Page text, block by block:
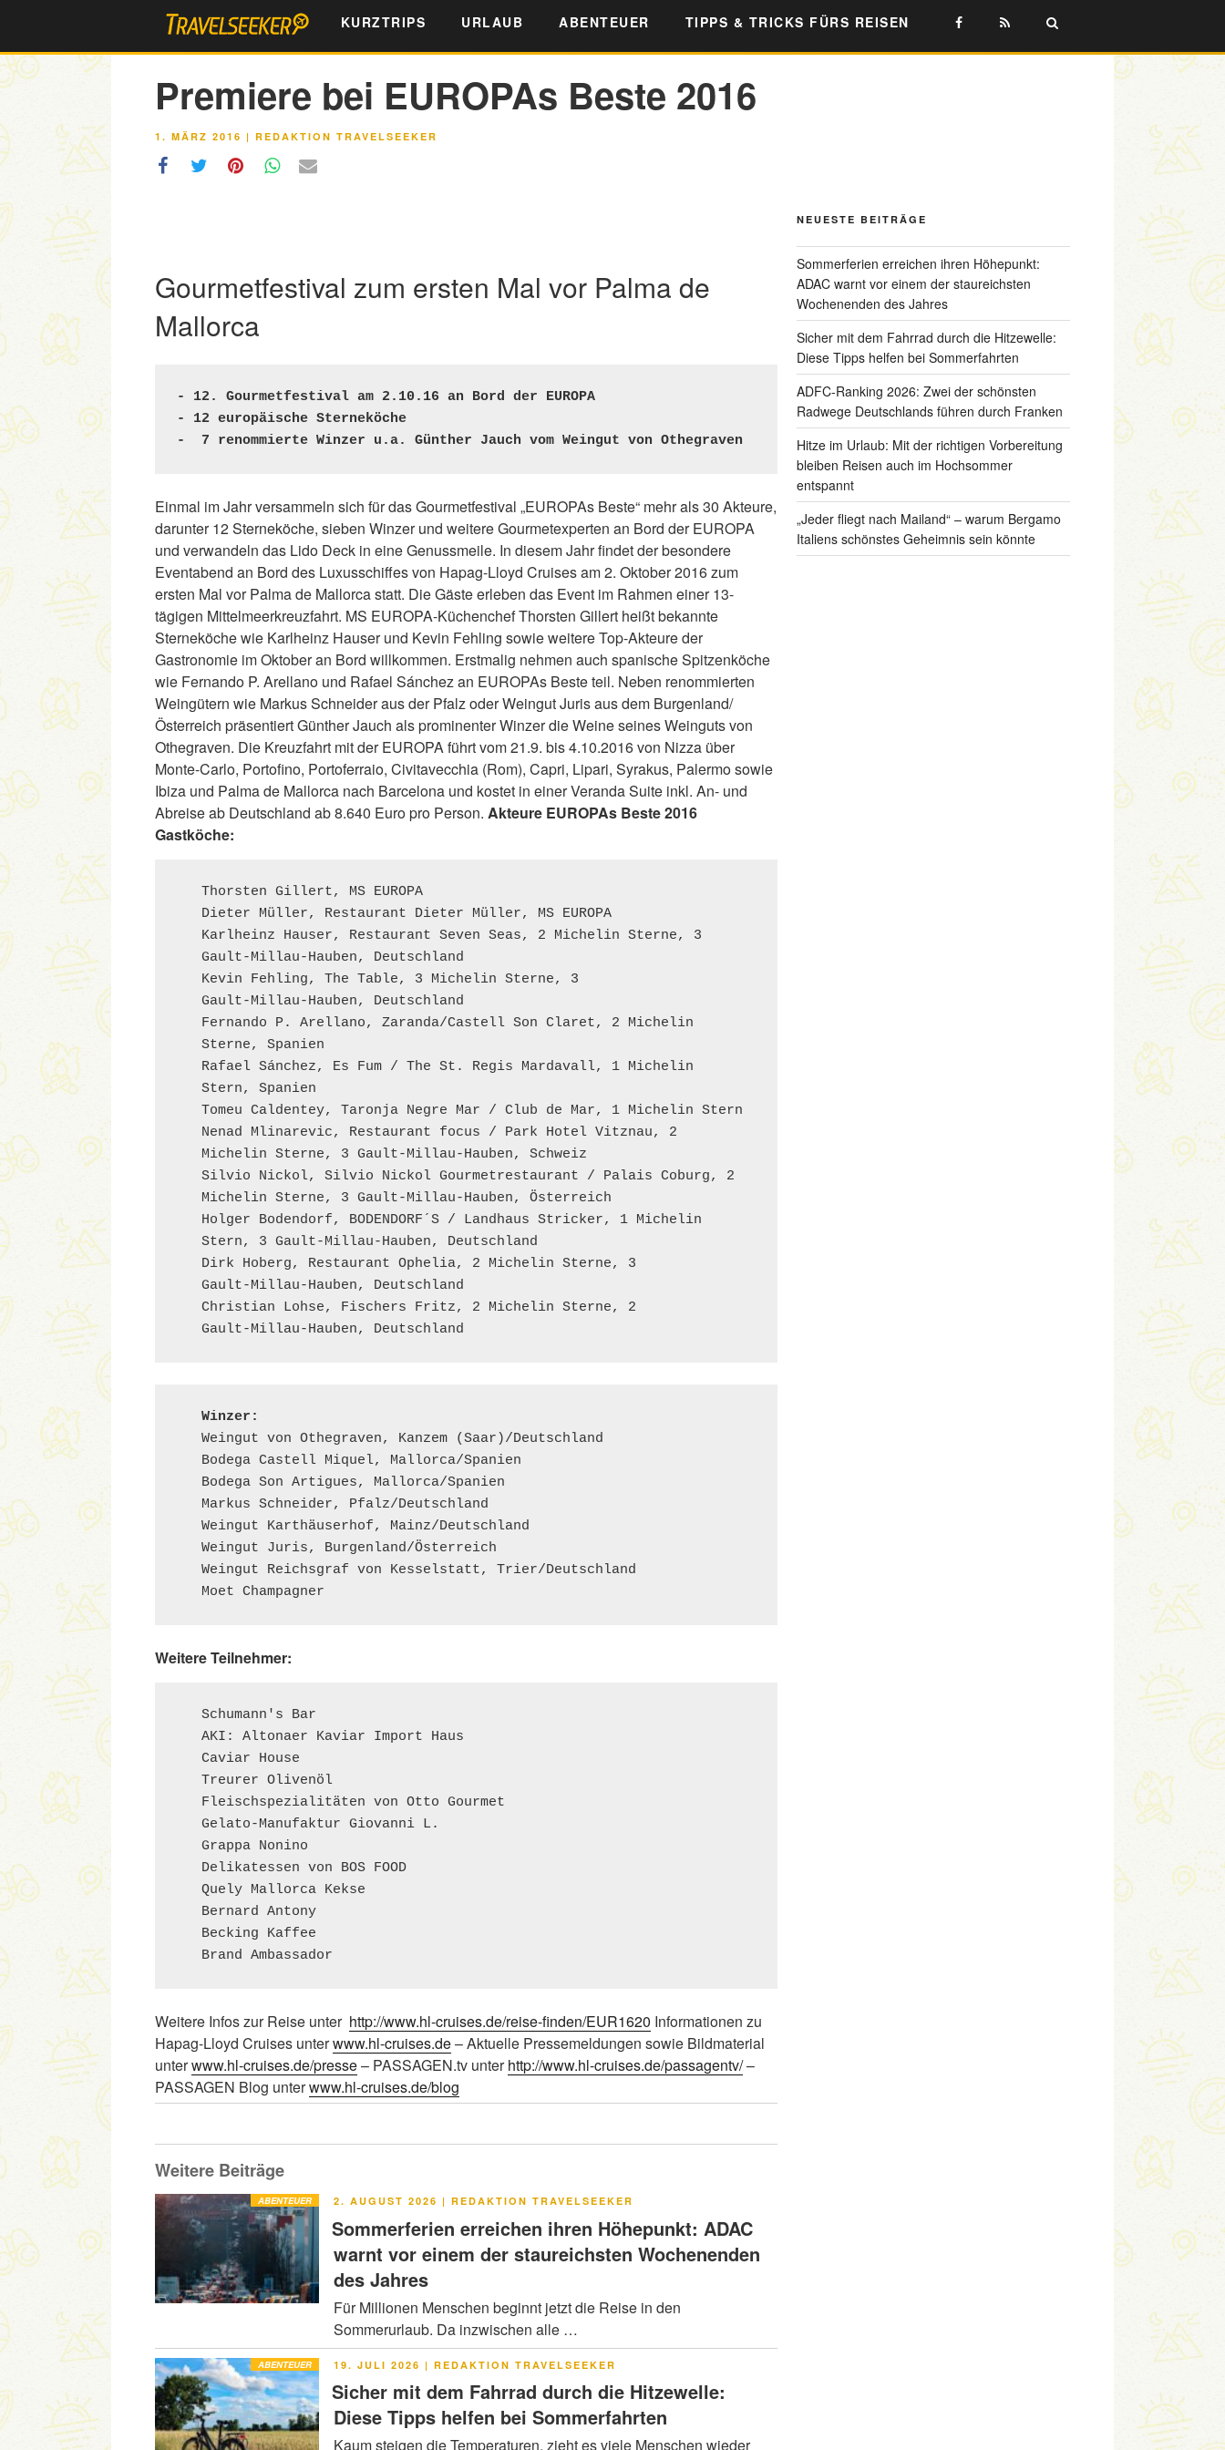
springen
KURZTRIPS URLAUB ABENTEUER TIPPS & TRICKS FÜRS REISEN
Premiere bei EUROPAs Beste 2016
VERÖFFENTLICHT
1. MÄRZ 2016 | REDAKTION TRAVELSEEKER
Gourmetfestival zum ersten Mal vor Palma de
Mallorca
- 12. Gourmetfestival am 2.10.16 an Bord der EUROPA
- 12 europäische Sterneköche
-  7 renommierte Winzer u.a. Günther Jauch vom Weingut von Othegraven
Einmal im Jahr versammeln sich für das Gourmetfestival „EUROPAs Beste“ mehr als 30 Akteure,
darunter 12 Sterneköche, sieben Winzer und weitere Gourmetexperten an Bord der EUROPA
und verwandeln das Lido Deck in eine Genussmeile. In diesem Jahr findet der besondere
Eventabend an Bord des Luxusschiffes von Hapag-Lloyd Cruises am 2. Oktober 2016 zum
ersten Mal vor Palma de Mallorca statt. Die Gäste erleben das Event im Rahmen einer 13-
tägigen Mittelmeerkreuzfahrt. MS EUROPA-Küchenchef Thorsten Gillert heißt bekannte
Sterneköche wie Karlheinz Hauser und Kevin Fehling sowie weitere Top-Akteure der
Gastronomie im Oktober an Bord willkommen. Erstmalig nehmen auch spanische Spitzenköche
wie Fernando P. Arellano und Rafael Sánchez an EUROPAs Beste teil. Neben renommierten
Weingütern wie Markus Schneider aus der Pfalz oder Weingut Juris aus dem Burgenland/
Österreich präsentiert Günther Jauch als prominenter Winzer die Weine seines Weinguts von
Othegraven. Die Kreuzfahrt mit der EUROPA führt vom 21.9. bis 4.10.2016 von Nizza über
Monte-Carlo, Portofino, Portoferraio, Civitavecchia (Rom), Capri, Lipari, Syrakus, Palermo sowie
Ibiza und Palma de Mallorca nach Barcelona und kostet in einer Veranda Suite inkl. An- und
Abreise ab Deutschland ab 8.640 Euro pro Person. Akteure EUROPAs Beste 2016
Gastköche:
   Thorsten Gillert, MS EUROPA
   Dieter Müller, Restaurant Dieter Müller, MS EUROPA
   Karlheinz Hauser, Restaurant Seven Seas, 2 Michelin Sterne, 3
   Gault-Millau-Hauben, Deutschland
   Kevin Fehling, The Table, 3 Michelin Sterne, 3
   Gault-Millau-Hauben, Deutschland
   Fernando P. Arellano, Zaranda/Castell Son Claret, 2 Michelin
   Sterne, Spanien
   Rafael Sánchez, Es Fum / The St. Regis Mardavall, 1 Michelin
   Stern, Spanien
   Tomeu Caldentey, Taronja Negre Mar / Club de Mar, 1 Michelin Stern
   Nenad Mlinarevic, Restaurant focus / Park Hotel Vitznau, 2
   Michelin Sterne, 3 Gault-Millau-Hauben, Schweiz
   Silvio Nickol, Silvio Nickol Gourmetrestaurant / Palais Coburg, 2
   Michelin Sterne, 3 Gault-Millau-Hauben, Österreich
   Holger Bodendorf, BODENDORF´S / Landhaus Stricker, 1 Michelin
   Stern, 3 Gault-Millau-Hauben, Deutschland
   Dirk Hoberg, Restaurant Ophelia, 2 Michelin Sterne, 3
   Gault-Millau-Hauben, Deutschland
   Christian Lohse, Fischers Fritz, 2 Michelin Sterne, 2
   Gault-Millau-Hauben, Deutschland
   Winzer:
   Weingut von Othegraven, Kanzem (Saar)/Deutschland
   Bodega Castell Miquel, Mallorca/Spanien
   Bodega Son Artigues, Mallorca/Spanien
   Markus Schneider, Pfalz/Deutschland
   Weingut Karthäuserhof, Mainz/Deutschland
   Weingut Juris, Burgenland/Österreich
   Weingut Reichsgraf von Kesselstatt, Trier/Deutschland
   Moet Champagner
Weitere Teilnehmer:
   Schumann's Bar
   AKI: Altonaer Kaviar Import Haus
   Caviar House
   Treurer Olivenöl
   Fleischspezialitäten von Otto Gourmet
   Gelato-Manufaktur Giovanni L.
   Grappa Nonino
   Delikatessen von BOS FOOD
   Quely Mallorca Kekse
   Bernard Antony
   Becking Kaffee
   Brand Ambassador
Weitere Infos zur Reise unter http://www.hl-cruises.de/reise-finden/EUR1620 Informationen zu
Hapag-Lloyd Cruises unterwww.hl-cruises.de– Aktuelle Pressemeldungen sowie Bildmaterial
unterwww.hl-cruises.de/presse– PASSAGEN.tv unterhttp://www.hl-cruises.de/passagentv/–
PASSAGEN Blog unterwww.hl-cruises.de/blog
Weitere Beiträge
ABENTEUER
VERÖFFENTLICHT
2. AUGUST 2026 | REDAKTION TRAVELSEEKER
Sommerferien erreichen ihren Höhepunkt: ADAC
warnt vor einem der staureichsten Wochenenden
des Jahres
Für Millionen Menschen beginnt jetzt die Reise in den
Sommerurlaub. Da inzwischen alle …
ABENTEUER
VERÖFFENTLICHT
19. JULI 2026 | REDAKTION TRAVELSEEKER
Sicher mit dem Fahrrad durch die Hitzewelle:
Diese Tipps helfen bei Sommerfahrten
Kaum steigen die Temperaturen, zieht es viele Menschen wieder
NEUESTE BEITRÄGE
Sommerferien erreichen ihren Höhepunkt:
ADAC warnt vor einem der staureichsten
Wochenenden des Jahres
Sicher mit dem Fahrrad durch die Hitzewelle:
Diese Tipps helfen bei Sommerfahrten
ADFC-Ranking 2026: Zwei der schönsten
Radwege Deutschlands führen durch Franken
Hitze im Urlaub: Mit der richtigen Vorbereitung
bleiben Reisen auch im Hochsommer
entspannt
„Jeder fliegt nach Mailand“ – warum Bergamo
Italiens schönstes Geheimnis sein könnte